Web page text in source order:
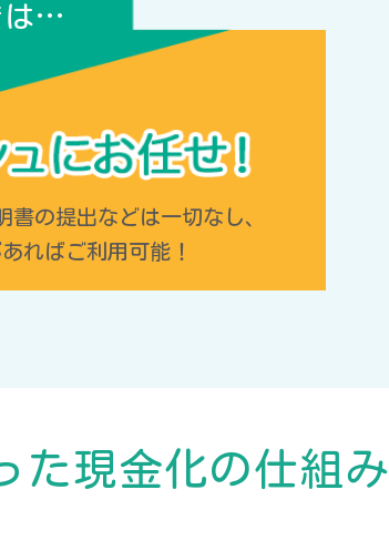
は…
の提出などは一切なし、
ればご利用可能！
た現金化の仕組み